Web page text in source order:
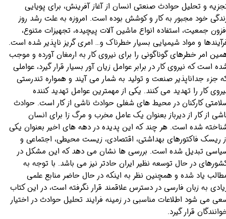
و تحلیل حوادث صنعتی انسان از آغاز آفرینش، برای پویایی
خود مجبور به کار و کوشش بوده است. امروزه به علت رشد روز
جمعیت، استفاده انواع ماشین آلات پیچیده، تجهیزات متنوع،
و مواد شیمیایی بسیار خطرناک و… امری گریز ناپذیر شده است.
امر خطرهای گوناگونی را برای نیروی کار به ارمغان آورده و موجب
است که نیروی کار در برابر عوامل زیان آور بسیار قرار گیرد، عواملی
جزء جداناپذیر صنعت و تولید به شمار می آیند و همواره تندرستی
کار را تهدید می کنند. یکی از مهمترین عوامل تهدید کننده
کارکنان در محیط های شغلی حوادث ناشی از کار است. حوادث
از کار از دیرباز بعنوان یک عامل مخرب و مرگ زا برای انسان
شده است. هر چند که این پدیده در دهه های اخیر بعنوان یکی
ریسک فاکتورهای بهداشتی، اقتصادی، زیست محیطی، اجتماعی و
تبدیل شده است. بررسی ها نشان می دهد که این مشکل در
در حال توسعه نظیر ایران حادتر نیز می باشد. با توجه به
یاد شده و همچنین نظر به اینکه در حال حاضر منابع علمی
به زبان فارسی در دسترس علاقمند قرار نگرفته است، در این کتاب
می شود اطلاعات مناسبی در زمینه فرایند تحلیل حوادث در اختیار
قرار گیرد.